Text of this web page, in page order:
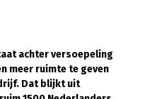
achter versoepeling
meer ruimte te geven
Dat blijkt uit